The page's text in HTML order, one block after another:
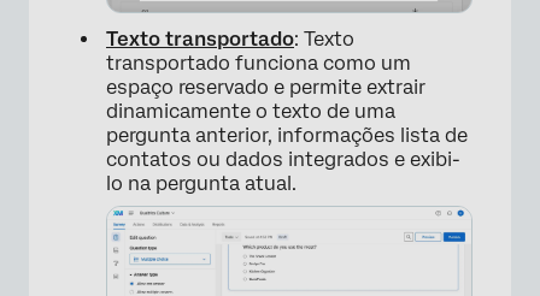
Texto transportado: Texto
transportado funciona como um
espaço reservado e permite extrair
dinamicamente o texto de uma
pergunta anterior, informações lista de
contatos ou dados integrados e exibi-
lo na pergunta atual.